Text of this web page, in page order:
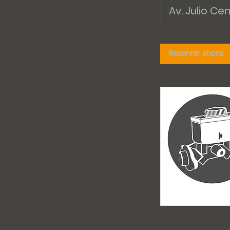
Av. Julio
Reservar ahora